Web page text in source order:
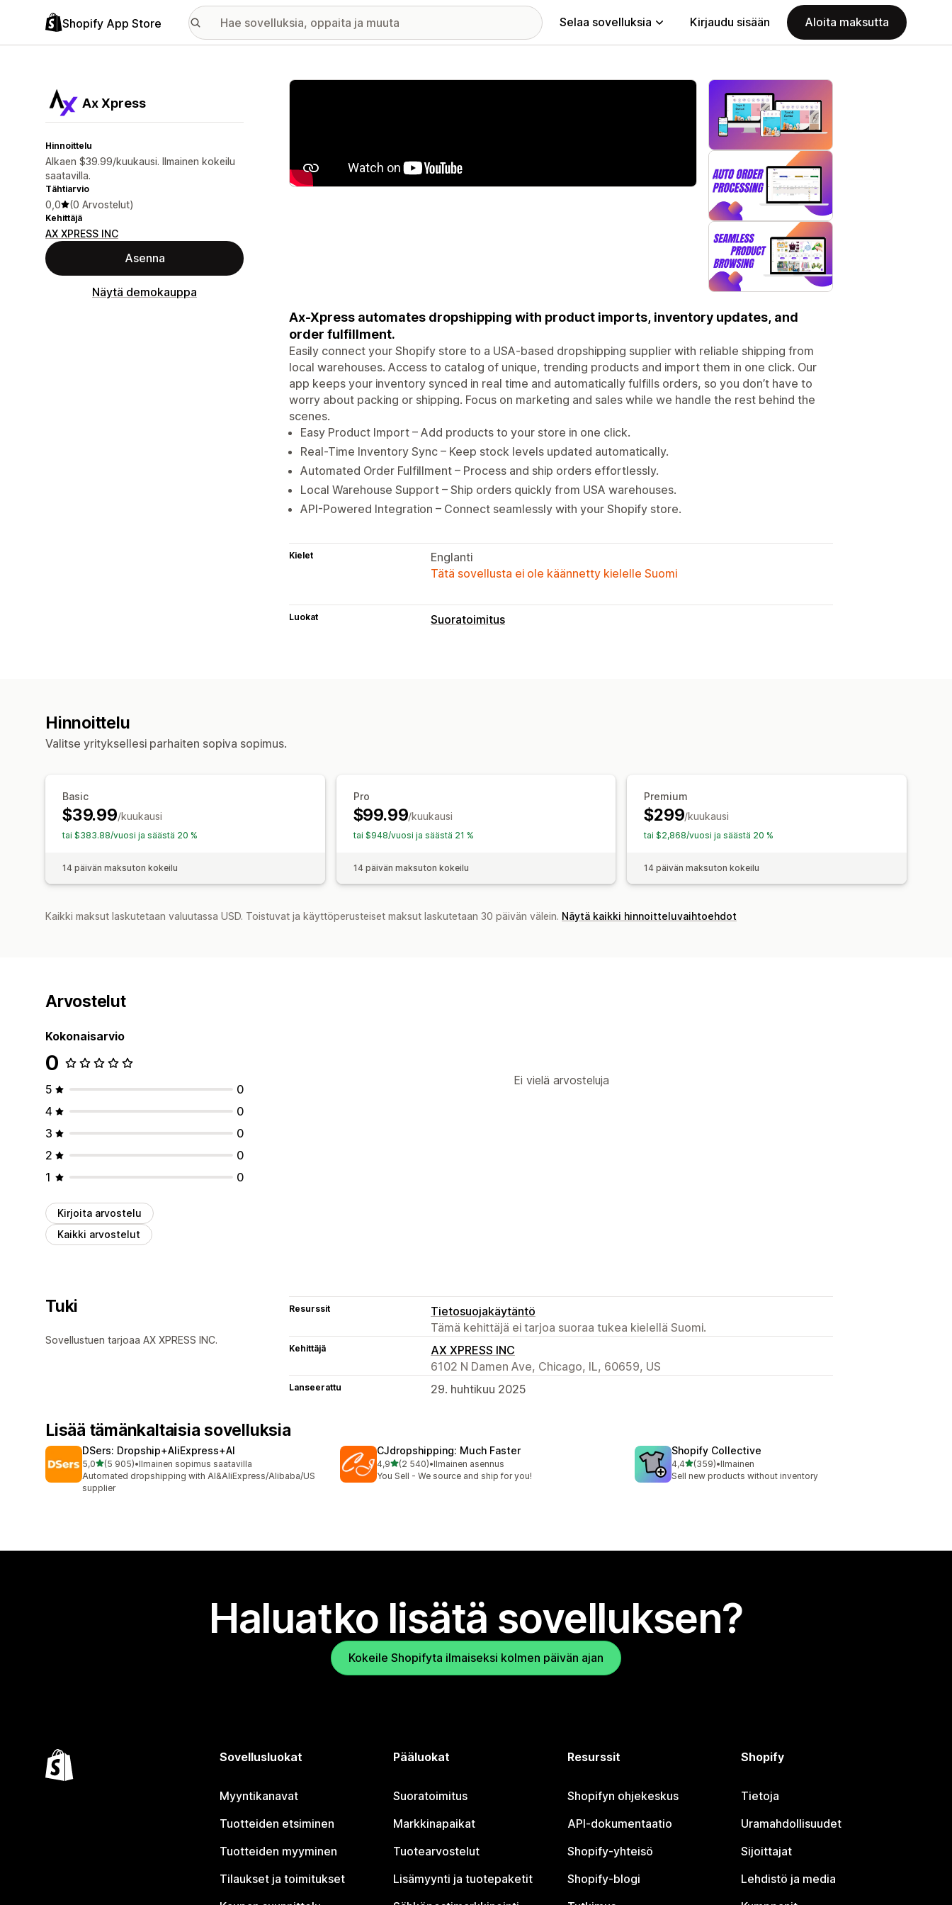
Shopify App Store Selaa sovelluksia Kirjaudu sisään Aloita maksutta
Ax Xpress
Hinnoittelu
Alkaen $39.99/kuukausi. Ilmainen kokeilu
saatavilla.
Tähtiarvio
0,0 (0 Arvostelut)
Kehittäjä
AX XPRESS INC
Asenna
Näytä demokauppa
Esittelykuvagalleria
Ax-Xpress automates dropshipping with product imports, inventory updates, and
order fulfillment.
Easily connect your Shopify store to a USA-based dropshipping supplier with reliable shipping from
local warehouses. Access to catalog of unique, trending products and import them in one click. Our
app keeps your inventory synced in real time and automatically fulfills orders, so you don’t have to
worry about packing or shipping. Focus on marketing and sales while we handle the rest behind the
scenes.
Easy Product Import – Add products to your store in one click.
Real-Time Inventory Sync – Keep stock levels updated automatically.
Automated Order Fulfillment – Process and ship orders effortlessly.
Local Warehouse Support – Ship orders quickly from USA warehouses.
API-Powered Integration – Connect seamlessly with your Shopify store.
Kielet
Englanti
Tätä sovellusta ei ole käännetty kielelle Suomi
Luokat Suoratoimitus
Hinnoittelu
Valitse yrityksellesi parhaiten sopiva sopimus.
Basic
$39.99/kuukausi
tai $383.88/vuosi ja säästä 20 %
14 päivän maksuton kokeilu
Pro
$99.99/kuukausi
tai $948/vuosi ja säästä 21 %
14 päivän maksuton kokeilu
Premium
$299/kuukausi
tai $2,868/vuosi ja säästä 20 %
14 päivän maksuton kokeilu
Kaikki maksut laskutetaan valuutassa USD. Toistuvat ja käyttöperusteiset maksut laskutetaan 30 päivän välein. Näytä kaikki hinnoitteluvaihtoehdot
Arvostelut
Kokonaisarvio
0
5
0
4
0
3
0
2
0
1
0
Kirjoita arvostelu
Kaikki arvostelut
Ei vielä arvosteluja
Tuki
Sovellustuen tarjoaa AX XPRESS INC.
Resurssit
Tietosuojakäytäntö
Tämä kehittäjä ei tarjoa suoraa tukea kielellä Suomi.
Kehittäjä
AX XPRESS INC
6102 N Damen Ave, Chicago, IL, 60659, US
Lanseerattu 29. huhtikuu 2025
Lisää tämänkaltaisia sovelluksia
DSers: Dropship+AliExpress+AI
5,0/ 5 tähteä
(5 905)
5905 arvostelua yhteensä
•Ilmainen sopimus saatavilla
Automated dropshipping with AI&AliExpress/Alibaba/US
supplier
CJdropshipping: Much Faster
4,9/ 5 tähteä
(2 540)
2540 arvostelua yhteensä
•Ilmainen asennus
You Sell - We source and ship for you!
Shopify Collective
4,4/ 5 tähteä
(359)
359 arvostelua yhteensä
•Ilmainen
Sell new products without inventory
Haluatko lisätä sovelluksen?
Kokeile Shopifyta ilmaiseksi kolmen päivän ajan
Sovellusluokat
Myyntikanavat
Tuotteiden etsiminen
Tuotteiden myyminen
Tilaukset ja toimitukset
Pääluokat
Suoratoimitus
Markkinapaikat
Tuotearvostelut
Lisämyynti ja tuotepaketit
Resurssit
Shopifyn ohjekeskus
API-dokumentaatio
Shopify-yhteisö
Shopify-blogi
Shopify
Tietoja
Uramahdollisuudet
Sijoittajat
Lehdistö ja media